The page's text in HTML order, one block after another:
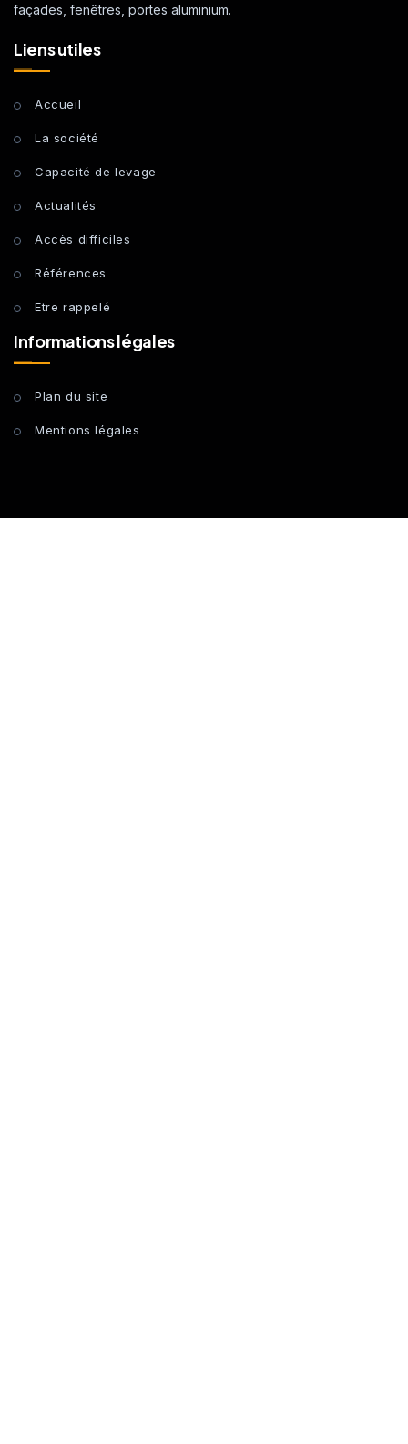
façades, fenêtres, portes aluminium.
Liens utiles
Accueil
La société
Capacité de levage
Actualités
Accès difficiles
Références
Etre rappelé
Informations légales
Plan du site
Mentions légales